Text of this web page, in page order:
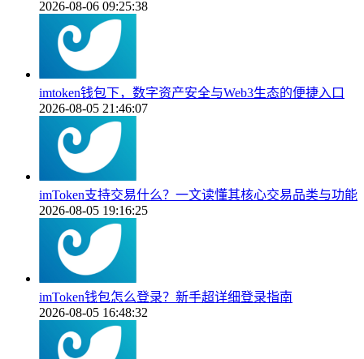
2026-08-06 09:25:38
imtoken钱包下，数字资产安全与Web3生态的便捷入口
2026-08-05 21:46:07
imToken支持交易什么？一文读懂其核心交易品类与功能
2026-08-05 19:16:25
imToken钱包怎么登录？新手超详细登录指南
2026-08-05 16:48:32